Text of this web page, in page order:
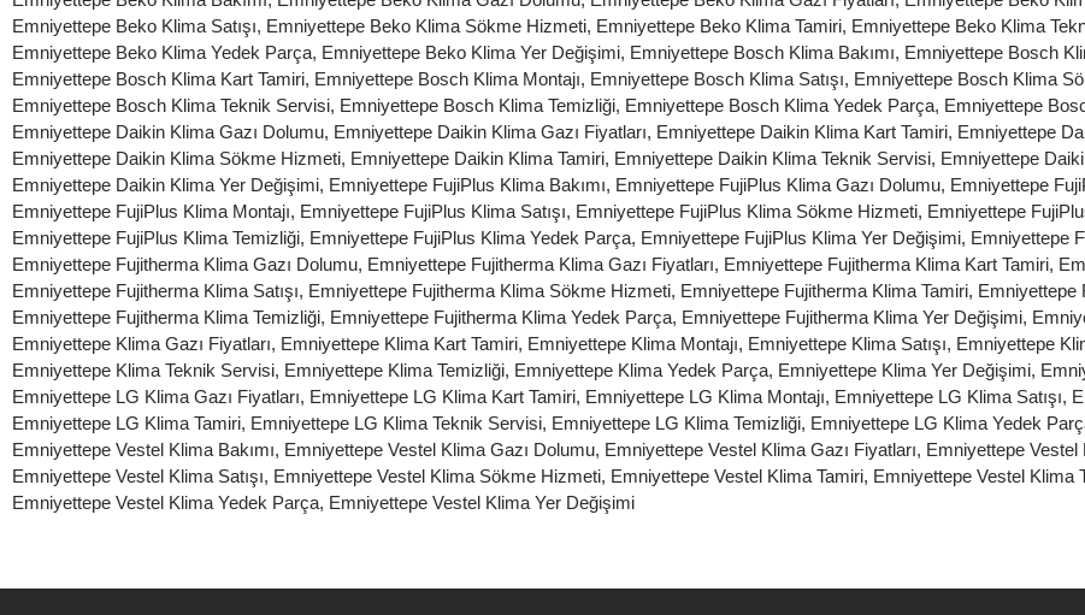
Emniyettepe Beko Klima Satışı, Emniyettepe Beko Klima Sökme Hizmeti, Emniyettepe Beko Klima Tamiri, Emniyettepe Beko Klima
Emniyettepe Beko Klima Yedek Parça, Emniyettepe Beko Klima Yer Değişimi, Emniyettepe Bosch Klima Bakımı, Emniyettepe Bosch
Emniyettepe Bosch Klima Kart Tamiri, Emniyettepe Bosch Klima Montajı, Emniyettepe Bosch Klima Satışı, Emniyettepe Bosch Klima
Emniyettepe Bosch Klima Teknik Servisi, Emniyettepe Bosch Klima Temizliği, Emniyettepe Bosch Klima Yedek Parça, Emniyettepe
Emniyettepe Daikin Klima Gazı Dolumu, Emniyettepe Daikin Klima Gazı Fiyatları, Emniyettepe Daikin Klima Kart Tamiri, Emniyettepe
Emniyettepe Daikin Klima Sökme Hizmeti, Emniyettepe Daikin Klima Tamiri, Emniyettepe Daikin Klima Teknik Servisi, Emniyettepe
Emniyettepe Daikin Klima Yer Değişimi, Emniyettepe FujiPlus Klima Bakımı, Emniyettepe FujiPlus Klima Gazı Dolumu, Emniyettepe
Emniyettepe FujiPlus Klima Montajı, Emniyettepe FujiPlus Klima Satışı, Emniyettepe FujiPlus Klima Sökme Hizmeti, Emniyettepe
Emniyettepe FujiPlus Klima Temizliği, Emniyettepe FujiPlus Klima Yedek Parça, Emniyettepe FujiPlus Klima Yer Değişimi, Emniyettepe
Emniyettepe Fujitherma Klima Gazı Dolumu, Emniyettepe Fujitherma Klima Gazı Fiyatları, Emniyettepe Fujitherma Klima Kart Tamiri,
Emniyettepe Fujitherma Klima Satışı, Emniyettepe Fujitherma Klima Sökme Hizmeti, Emniyettepe Fujitherma Klima Tamiri, Emniyettepe
Emniyettepe Fujitherma Klima Temizliği, Emniyettepe Fujitherma Klima Yedek Parça, Emniyettepe Fujitherma Klima Yer Değişimi,
Emniyettepe Klima Gazı Fiyatları, Emniyettepe Klima Kart Tamiri, Emniyettepe Klima Montajı, Emniyettepe Klima Satışı, Emniyettepe
Emniyettepe Klima Teknik Servisi, Emniyettepe Klima Temizliği, Emniyettepe Klima Yedek Parça, Emniyettepe Klima Yer Değişimi,
Emniyettepe LG Klima Gazı Fiyatları, Emniyettepe LG Klima Kart Tamiri, Emniyettepe LG Klima Montajı, Emniyettepe LG Klima Satışı,
Emniyettepe LG Klima Tamiri, Emniyettepe LG Klima Teknik Servisi, Emniyettepe LG Klima Temizliği, Emniyettepe LG Klima Yedek
Emniyettepe Vestel Klima Bakımı, Emniyettepe Vestel Klima Gazı Dolumu, Emniyettepe Vestel Klima Gazı Fiyatları, Emniyettepe Vestel
Emniyettepe Vestel Klima Satışı, Emniyettepe Vestel Klima Sökme Hizmeti, Emniyettepe Vestel Klima Tamiri, Emniyettepe Vestel Klima
Emniyettepe Vestel Klima Yedek Parça, Emniyettepe Vestel Klima Yer Değişimi